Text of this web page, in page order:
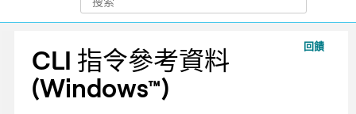
回饋
CLI 指令參考資料
(Windows™)